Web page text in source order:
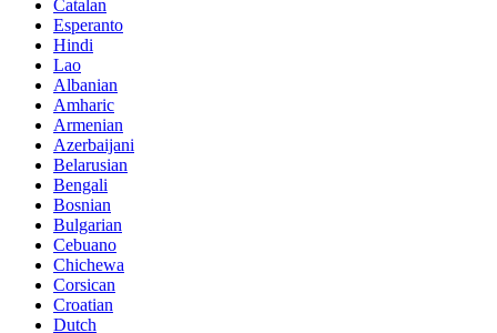
Catalan
Esperanto
Hindi
Lao
Albanian
Amharic
Armenian
Azerbaijani
Belarusian
Bengali
Bosnian
Bulgarian
Cebuano
Chichewa
Corsican
Croatian
Dutch